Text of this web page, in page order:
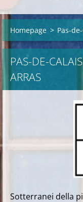
Homepage > Pas-
PAS-DE-
ARRAS
Sotterranei della